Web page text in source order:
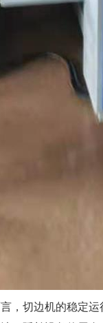
，切边机的稳定运